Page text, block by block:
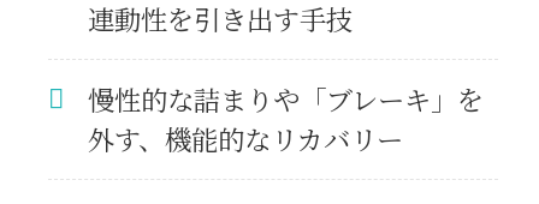
連動性を引き出す手技
慢性的な詰まりや「ブレーキ」を
外す、機能的なリカバリー